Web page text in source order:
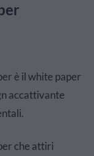
è il white paper
accattivante
che attiri